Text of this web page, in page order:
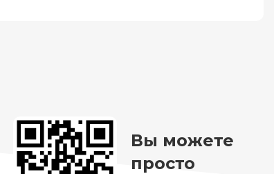
Вы можете
просто